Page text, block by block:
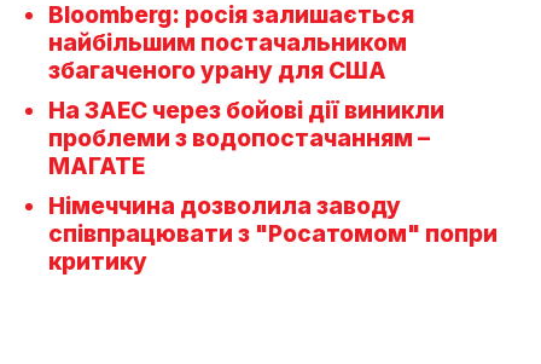
Bloomberg: росія залишається
найбільшим постачальником
збагаченого урану для США
На ЗАЕС через бойові дії виникли
проблеми з водопостачанням –
МАГАТЕ
Німеччина дозволила заводу
співпрацювати з "Росатомом" попри
критику